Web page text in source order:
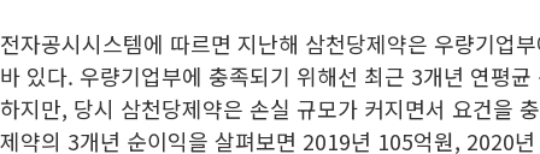
전자공시시스템에 따르면 지난해 삼천당제약은 우량기업
바 있다. 우량기업부에 충족되기 위해선 최근 3개년 연평
하지만, 당시 삼천당제약은 손실 규모가 커지면서 요건을
제약의 3개년 순이익을 살펴보면 2019년 105억원, 2020